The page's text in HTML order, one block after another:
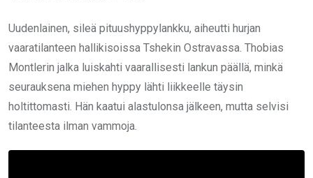
Uudenlainen, sileä pituushyppylankku, aiheutti hurjan
vaaratilanteen hallikisoissa Tshekin Ostravassa. Thobias
Montlerin jalka luiskahti vaarallisesti lankun päällä, minkä
seurauksena miehen hyppy lähti liikkeelle täysin
holtittomasti. Hän kaatui alastulonsa jälkeen, mutta selvisi
tilanteesta ilman vammoja.